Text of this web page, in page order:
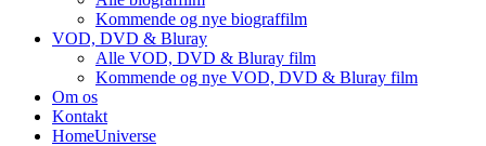
Kommende og nye biograffilm
VOD, DVD & Bluray
Alle VOD, DVD & Bluray film
Kommende og nye VOD, DVD & Bluray film
Om os
Kontakt
HomeUniverse